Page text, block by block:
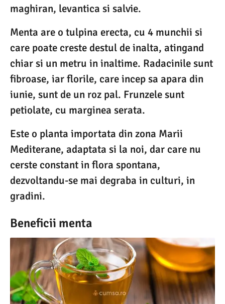
maghiran, levantica si salvie.
Menta are o tulpina erecta, cu 4 munchii si
care poate creste destul de inalta, atingand
chiar si un metru in inaltime. Radacinile sunt
fibroase, iar florile, care incep sa apara din
iunie, sunt de un roz pal. Frunzele sunt
petiolate, cu marginea serata.
Este o planta importata din zona Marii
Mediterane, adaptata si la noi, dar care nu
cerste constant in flora spontana,
dezvoltandu-se mai degraba in culturi, in
gradini.
Beneficii menta